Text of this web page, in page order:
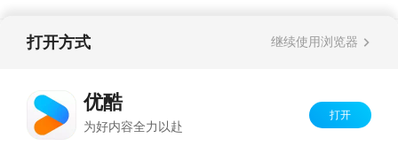
版权所有
打开方式 继续使用浏览器
优酷
为好内容全力以赴
打开